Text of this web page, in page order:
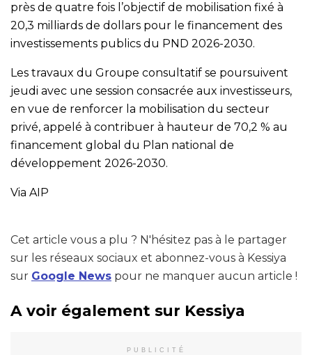
près de quatre fois l’objectif de mobilisation fixé à
20,3 milliards de dollars pour le financement des
investissements publics du PND 2026-2030.
Les travaux du Groupe consultatif se poursuivent
jeudi avec une session consacrée aux investisseurs,
en vue de renforcer la mobilisation du secteur
privé, appelé à contribuer à hauteur de 70,2 % au
financement global du Plan national de
développement 2026-2030.
Via AIP
Cet article vous a plu ? N'hésitez pas à le partager
sur les réseaux sociaux et abonnez-vous à Kessiya
sur Google News pour ne manquer aucun article !
A voir également sur Kessiya
PUBLICITÉ